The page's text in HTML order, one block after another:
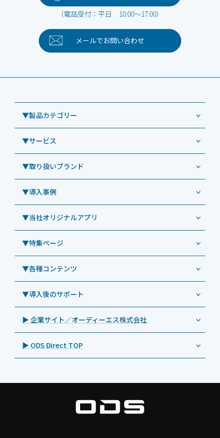
（電話受付：平日 10:00～17:00）
メールでお問い合わせ
▼製品カテゴリー
業務用タブレット
Windowsタブレット TW2A-NF9LTA
Windowsタブレット TW2A-N9LTA
Windowsタブレット TW2A-N9LT
Windowsタブレット TW2A-E9LT
Androidタブレット TA2C-NF8
Androidタブレット TA2C-NF8BL
Androidタブレット TA2C-CS8
Androidタブレット TA2C-CS8BL
Androidタブレット TA2C-DR94G
Androidタブレット TA2C-M8AC
Androidタブレット TA2C-M8
デジタルホワイトボード／電子黒板
▼サービス
コールセンター
CRMシステム「カイゼンコール」
リペアサービス
教育機関向けiPad修理パック
社内ヘルプデスク代行サービス
教育機関向けiPad管理運用パック
教育機関向けICT支援ソリューション
教育機関向けネットワーク機器導入保守
キッティング
自治体向けDXソリューションサービス
法人向けiPad修理＆デバイス買取サービス
▼取り扱いブランド
ODS（オーディーエス）
LG（エルジー）
ViewSonic（ビューソニック）
PHILIPS（フィリップス）
DynaScan（ダイナスキャン）
SAMSUNG（サムスン）
Goodview（グッドビュー）
Cloudpoint（クラウドポイント）
BenQ（ベンキュー）
Magconn（マグコン）
BIAMP ／ Apart Audio（バイアンプ）
SpeakerCraft（スピーカークラフト）
▼導入事例
導入事例（業務用タブレット、デジタルサイネージほか）
事例：業務用タブレット端末
事例：業務用サイネージ・プロジェクター
事例：業務用オーディオ・その他AV機器
事例：サービス
▼当社オリジナルアプリ
業務効率化アプリ「NFCオプティマイザー」
サポート支援アプリ「ログ送信アプリ」
MDMアプリ「Tablet Control」
▼特集ページ
業務用タブレット
>特長1：USB Type-Aポート
>特長2：microHDMIポート
>特長3：AC常時給電タイプ
>飲食向けタブレット
>ホテル向けタブレット
>NFCタブレット
▼各種コンテンツ
特集記事
製品カタログ
プレスリリース
製品写真
▼導入後のサポート
オーディーエスPCカスタマーセンター
▶ 企業サイト／オーディーエス株式会社
▶ ODS Direct TOP